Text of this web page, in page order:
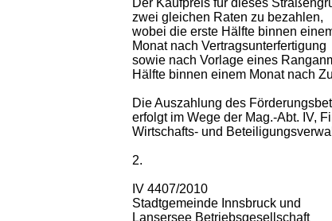
Der Kaufpreis für dieses
zwei gleichen Raten zu bezahlen,
wobei die erste Hälfte binnen
Monat nach Vertragsunterfertigung
sowie nach Vorlage eines
Hälfte binnen einem Monat nach
Die Auszahlung des
erfolgt im Wege der Mag.-Abt. IV,
Wirtschafts- und
2.
IV 4407/2010
Stadtgemeinde Innsbruck und
Lansersee Betriebsgesellschaft